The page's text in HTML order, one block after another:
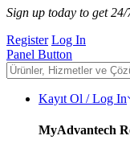
Sign up today to get
Register Log In
Panel Button
Kayıt Ol / Log In
MyAdvantech